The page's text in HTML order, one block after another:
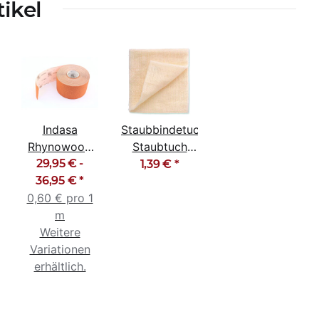
Indasa
Rhynowood
Schleifpapier-
Rolle, Korn 40
- 320
29,95 € -
36,95 €*
0,60 € pro 1
m
Weitere
Variationen
erhältlich.
Staubbindetuch
Staubtuch
silikonfrei
1,39 € *